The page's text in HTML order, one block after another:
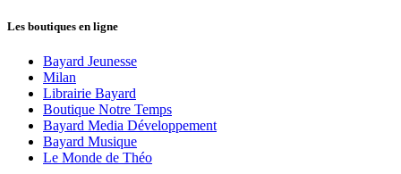
Les boutiques en ligne
Bayard Jeunesse
Milan
Librairie Bayard
Boutique Notre Temps
Bayard Media Développement
Bayard Musique
Le Monde de Théo